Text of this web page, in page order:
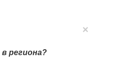
×
региона?